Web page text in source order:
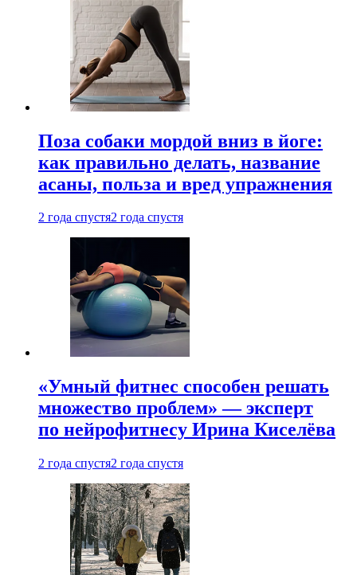
Поза собаки мордой вниз в йоге:
как правильно делать, название
асаны, польза и вред упражнения
2 года спустя2 года спустя
«Умный фитнес способен решать
множество проблем» — эксперт
по нейрофитнесу Ирина Киселёва
2 года спустя2 года спустя